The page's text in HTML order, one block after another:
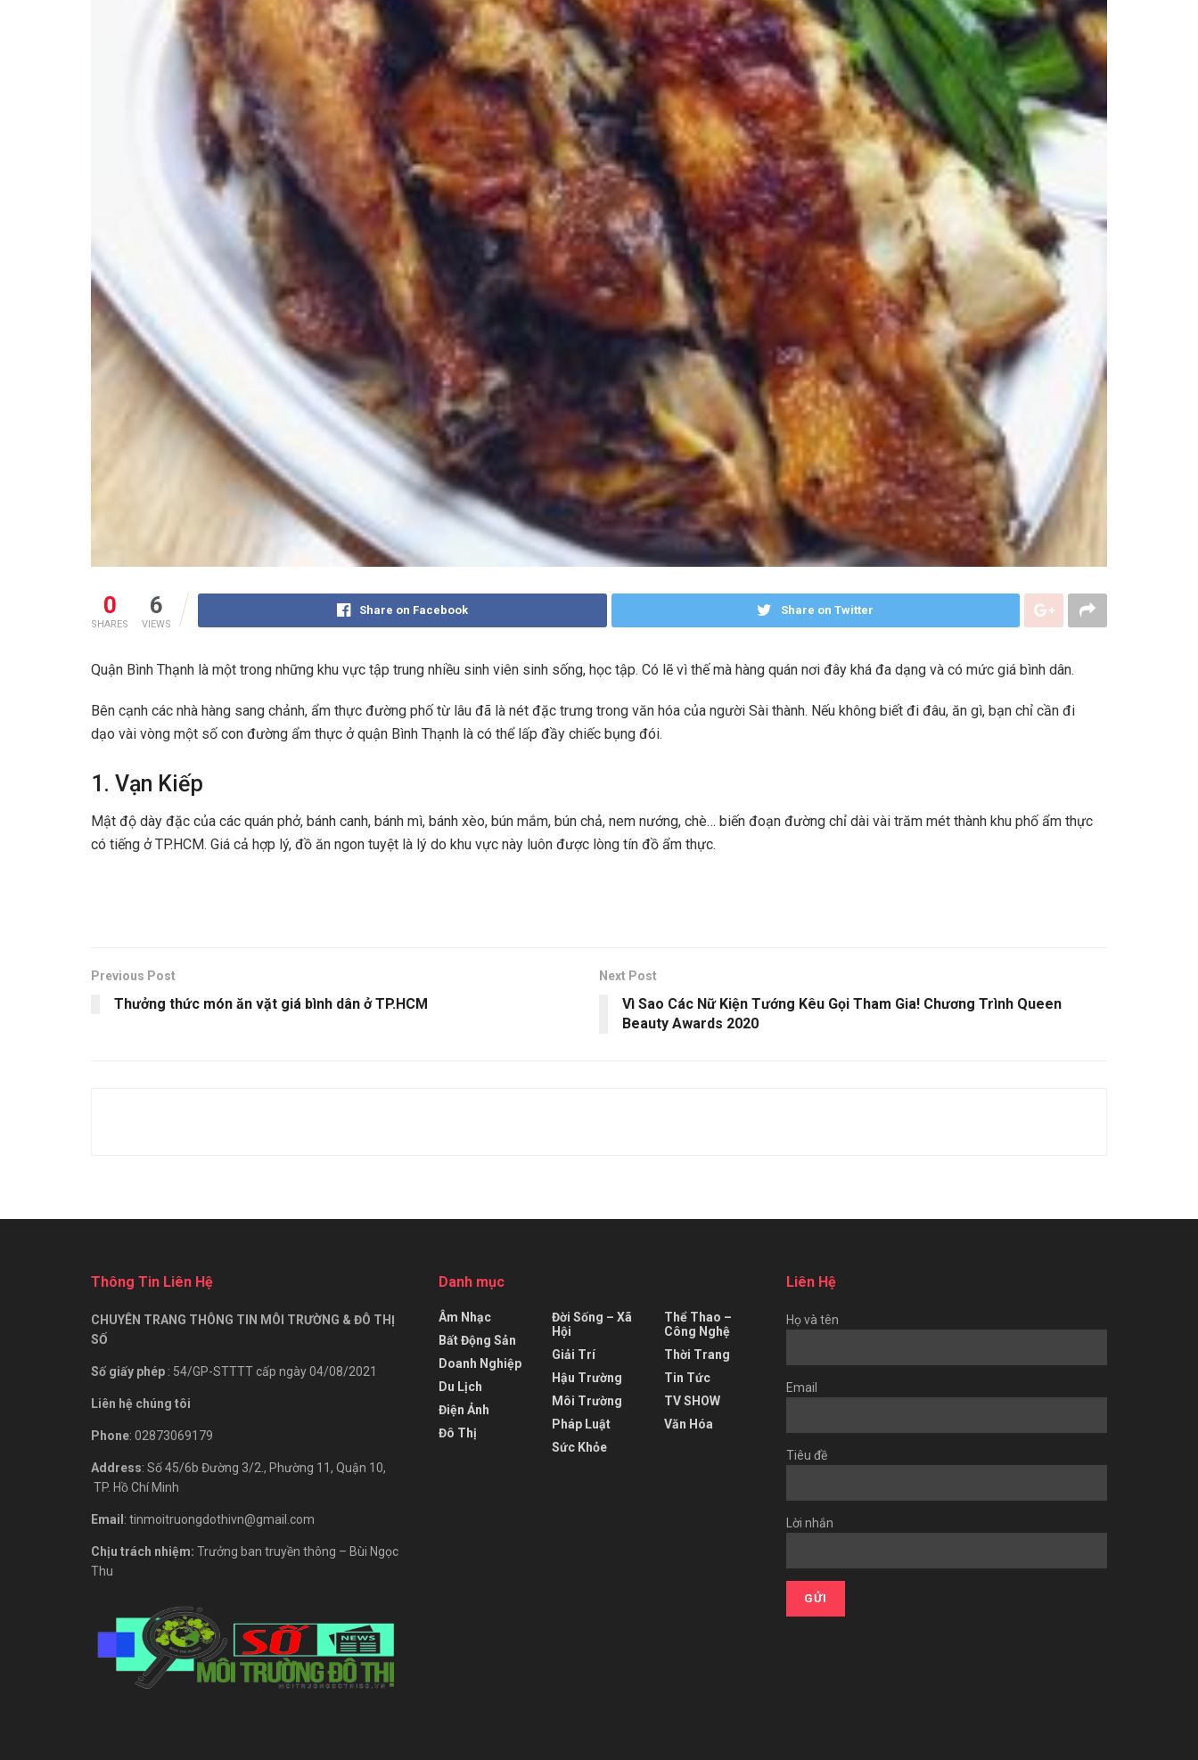
0
SHARES
6
VIEWS
Share on Facebook Share on Twitter
Quận Bình Thạnh là một trong những khu vực tập trung nhiều sinh viên sinh sống, học tập. Có lẽ vì thế mà hàng quán nơi đây khá đa dạng và có mức giá bình dân.
Bên cạnh các nhà hàng sang chảnh, ẩm thực đường phố từ lâu đã là nét đặc trưng trong văn hóa của người Sài thành. Nếu không biết đi đâu, ăn gì, bạn chỉ cần đi
dạo vài vòng một số con đường ẩm thực ở quận Bình Thạnh là có thể lấp đầy chiếc bụng đói.
1. Vạn Kiếp
Mật độ dày đặc của các quán phở, bánh canh, bánh mì, bánh xèo, bún mắm, bún chả, nem nướng, chè… biến đoạn đường chỉ dài vài trăm mét thành khu phố ẩm thực
có tiếng ở TP.HCM. Giá cả hợp lý, đồ ăn ngon tuyệt là lý do khu vực này luôn được lòng tín đồ ẩm thực.
Previous Post
Thưởng thức món ăn vặt giá bình dân ở TP.HCM
Next Post
Vì Sao Các Nữ Kiện Tướng Kêu Gọi Tham Gia! Chương Trình Queen
Beauty Awards 2020
Thông Tin Liên Hệ
CHUYÊN TRANG THÔNG TIN MÔI TRƯỜNG & ĐÔ THỊ
SỐ
Số giấy phép : 54/GP-STTTT cấp ngày 04/08/2021
Liên hệ chúng tôi
Phone: 02873069179
Address: Số 45/6b Đường 3/2., Phường 11, Quận 10,
TP. Hồ Chí Minh
Email : tinmoitruongdothivn@gmail.com
Chịu trách nhiệm: Trưởng ban truyền thông – Bùi Ngọc
Thu
Danh mục
Âm Nhạc
Bất Động Sản
Doanh Nghiệp
Du Lịch
Điện Ảnh
Đô Thị
Đời Sống – Xã
Hội
Giải Trí
Hậu Trường
Môi Trường
Pháp Luật
Sức Khỏe
Thể Thao –
Công Nghệ
Thời Trang
Tin Tức
TV SHOW
Văn Hóa
Liên Hệ
Họ và tên
Email
Tiêu đề
Lời nhắn